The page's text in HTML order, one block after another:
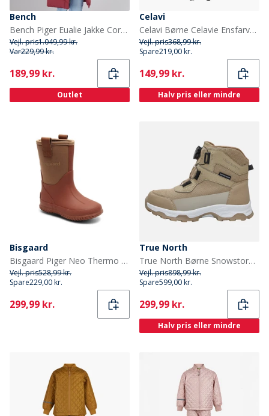
Bench
Bench Piger Eualie Jakke Cordovan
Vejl. pris1.049,99 kr.
Var229,99 kr.
Current
189,99 kr.
Outlet
Celavi
Celavi Børne Celavie Ensfarvet PU Basis Regntøjs Sæt Baked Apple
Vejl. pris368,99 kr.
Spare219,00 kr.
Current
149,99 kr.
Halv pris eller mindre
Bisgaard
Bisgaard Piger Neo Thermo Gummistøvler Gammel Rose
Vejl. pris528,99 kr.
Spare229,00 kr.
Current
299,99 kr.
True North
True North Børne Snowstorm Sko Sand
Vejl. pris898,99 kr.
Spare599,00 kr.
Current
299,99 kr.
Halv pris eller mindre